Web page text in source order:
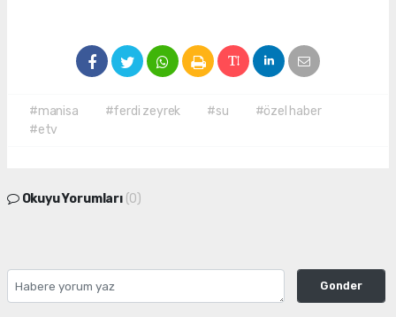
#manisa #ferdi zeyrek #su
#özel haber
#etv
Okuyu Yorumları (0)
Gonder